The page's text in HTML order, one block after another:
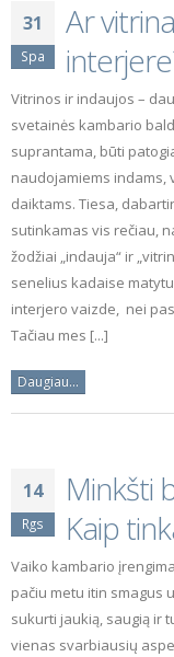
31
Spa
Ar
Vitrinos ir indaujos –
svetainės kambario
suprantama, būti
naudojamiems indams,
daiktams. Tiesa,
sutinkamas vis rečiau,
žodžiai „indauja“ ir
senelius kadaise
interjero vaizde, nei
Tačiau mes [...]
Daugiau...
14
Rgs
Minkšti
Kaip
Vaiko kambario
pačiu metu itin smagus
sukurti jaukią, saugią ir
vienas svarbiausių